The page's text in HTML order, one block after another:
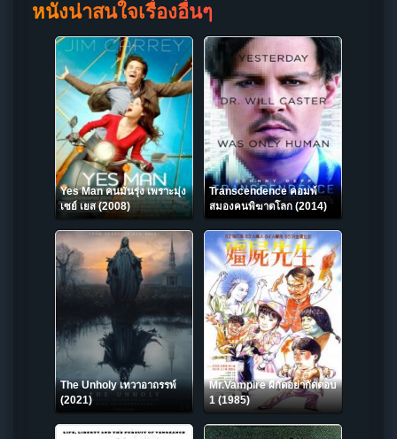
หนังน่าสนใจเรื่องอื่นๆ
Yes Man คนมันรุ่ง เพราะมุ่ง
เซย์ เยส (2008)
Transcendence คอมพ์
สมองคนพิฆาตโลก (2014)
The Unholy เทวาอาถรรพ์
(2021)
Mr.Vampire ผีกัดอย่ากัดตอบ
1 (1985)